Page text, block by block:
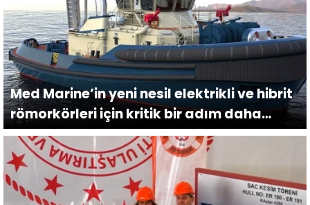
Med Marine’in yeni nesil elektrikli ve hibrit
römorkörleri için kritik bir adım daha
atıldı.